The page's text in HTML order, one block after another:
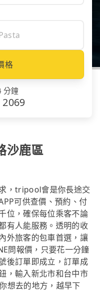
格
分鐘
2069
沙鹿區
，tripool會是你長途交
可供查價、預約、付
位，確保每位乘客不論
有人能服務。透明的收
外旅客的包車首選，讓
問報價，只要花一分鐘
後訂單即成立，訂單成
，輸入新北市和台中市
想去的地方，越早下